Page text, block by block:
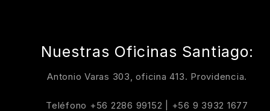
Nuestras Oficinas Santiago:
Antonio Varas 303, oficina 413. Providencia.
Teléfono +56 2286 99152 +56 9 3932 1677